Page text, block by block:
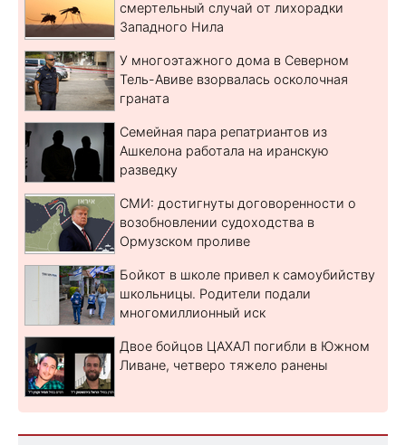
смертельный случай от лихорадки
Западного Нила
У многоэтажного дома в Северном
Тель-Авиве взорвалась осколочная
граната
Семейная пара репатриантов из
Ашкелона работала на иранскую
разведку
СМИ: достигнуты договоренности о
возобновлении судоходства в
Ормузском проливе
Бойкот в школе привел к самоубийству
школьницы. Родители подали
многомиллионный иск
Двое бойцов ЦАХАЛ погибли в Южном
Ливане, четверо тяжело ранены